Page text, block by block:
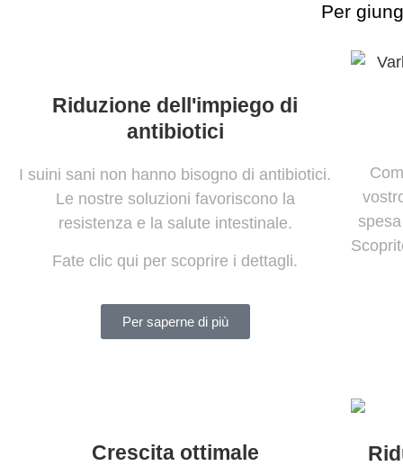
Per
Riduzione dell'impiego di
antibiotici
I suini sani non hanno bisogno di antibiotici.
Le nostre soluzioni favoriscono la
resistenza e la salute intestinale.
Fate clic qui per scoprire i dettagli.
Per saperne di più
Crescita ottimale